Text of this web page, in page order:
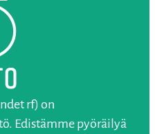
rf) on
Edistämme pyöräilyä